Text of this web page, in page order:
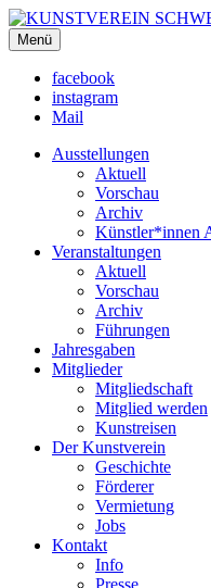
KUNSTVEREIN
Für Mecklenburg und
Menü
facebook
instagram
Mail
Ausstellungen
Aktuell
Vorschau
Archiv
Künstler*innen
Veranstaltungen
Aktuell
Vorschau
Archiv
Führungen
Jahresgaben
Mitglieder
Mitgliedschaft
Mitglied werden
Kunstreisen
Der Kunstverein
Geschichte
Förderer
Vermietung
Jobs
Kontakt
Info
Presse